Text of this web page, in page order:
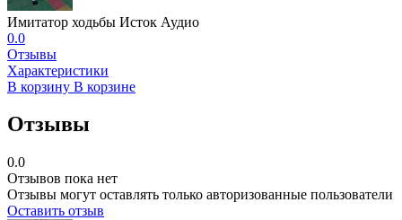
Имитатор ходьбы Исток Аудио
0.0
Отзывы
Характеристики
В корзину В корзине
Отзывы
0.0
Отзывов пока нет
Отзывы могут оставлять только авторизованные пользователи
Оставить отзыв